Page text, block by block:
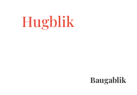
Hugblik
Baugablik